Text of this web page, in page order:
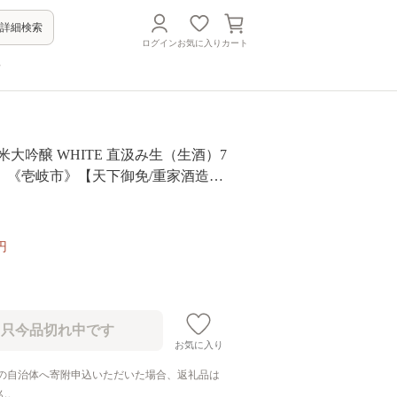
詳細検索
ログインお気に入り カート
大吟醸 WHITE 直汲み生（生酒）7
《壱岐市》【天下御免/重家酒造】
お気に入り
自治体へ寄附申込いただいた場合、返礼品は